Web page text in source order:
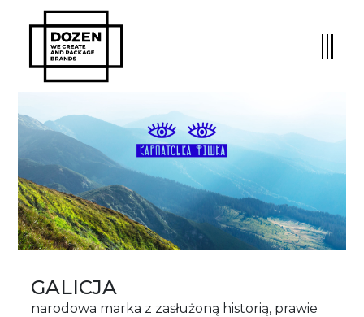
GALICJA
narodowa marka z zasłużoną historią, prawie